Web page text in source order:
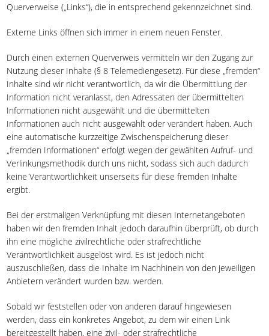
Querverweise („Links“), die in entsprechend gekennzeichnet sind.
Externe Links öffnen sich immer in einem neuen Fenster.
Durch einen externen Querverweis vermitteln wir den Zugang zur
Nutzung dieser Inhalte (§ 8 Telemediengesetz). Für diese „fremden“
Inhalte sind wir nicht verantwortlich, da wir die Übermittlung der
Information nicht veranlasst, den Adressaten der übermittelten
Informationen nicht ausgewählt und die übermittelten
Informationen auch nicht ausgewählt oder verändert haben. Auch
eine automatische kurzzeitige Zwischenspeicherung dieser
„fremden Informationen“ erfolgt wegen der gewählten Aufruf- und
Verlinkungsmethodik durch uns nicht, sodass sich auch dadurch
keine Verantwortlichkeit unserseits für diese fremden Inhalte
ergibt.
Bei der erstmaligen Verknüpfung mit diesen Internetangeboten
haben wir den fremden Inhalt jedoch daraufhin überprüft, ob durch
ihn eine mögliche zivilrechtliche oder strafrechtliche
Verantwortlichkeit ausgelöst wird. Es ist jedoch nicht
auszuschließen, dass die Inhalte im Nachhinein von den jeweiligen
Anbietern verändert wurden bzw. werden.
Sobald wir feststellen oder von anderen darauf hingewiesen
werden, dass ein konkretes Angebot, zu dem wir einen Link
bereitgestellt haben, eine zivil- oder strafrechtliche